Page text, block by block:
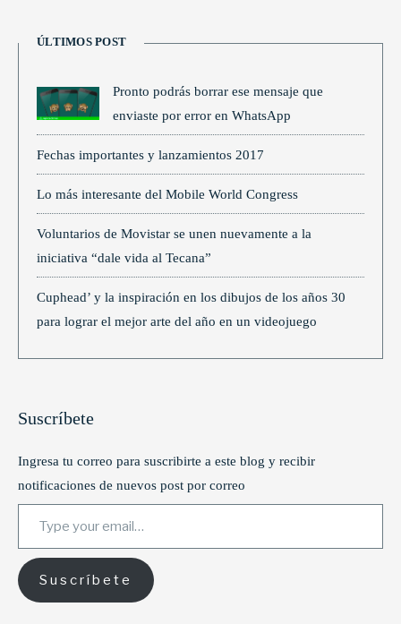
ÚLTIMOS POST
Pronto podrás borrar ese mensaje que
enviaste por error en WhatsApp
Fechas importantes y lanzamientos 2017
Lo más interesante del Mobile World Congress
Voluntarios de Movistar se unen nuevamente a la
iniciativa “dale vida al Tecana”
Cuphead’ y la inspiración en los dibujos de los años 30
para lograr el mejor arte del año en un videojuego
Suscríbete
Ingresa tu correo para suscribirte a este blog y recibir
notificaciones de nuevos post por correo
Type your email…
Suscríbete